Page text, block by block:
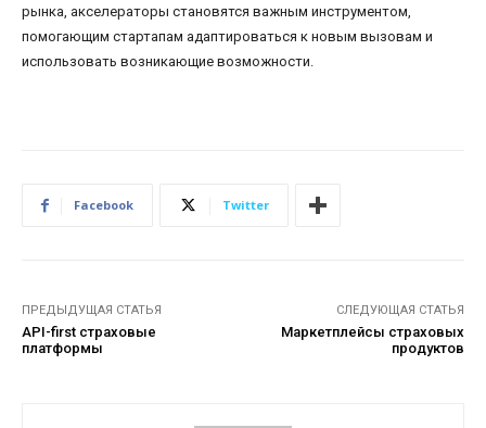
рынка, акселераторы становятся важным инструментом,
помогающим стартапам адаптироваться к новым вызовам и
использовать возникающие возможности.
Facebook Twitter
ПРЕДЫДУЩАЯ СТАТЬЯ
API-first страховые
платформы
СЛЕДУЮЩАЯ СТАТЬЯ
Маркетплейсы страховых
продуктов